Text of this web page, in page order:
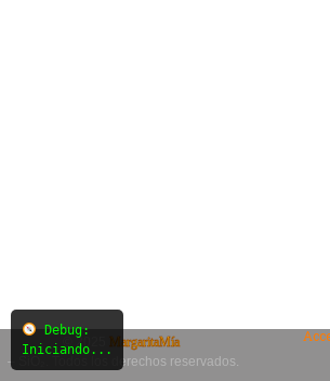
© 2025
MargaritaMía
– SiO₂. Todos los derechos reservados.
Debug:
Iniciando...